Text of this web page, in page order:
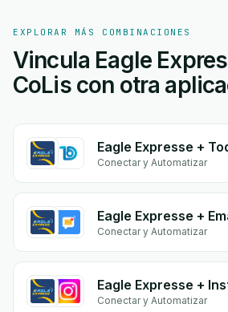
EXPLORAR MÁS COMBINACIONES
Vincula Eagle
CoLis con otra
Eagle Expresse +
Conectar y Automatizar
Conectar y Automatizar
Conectar y Automatizar